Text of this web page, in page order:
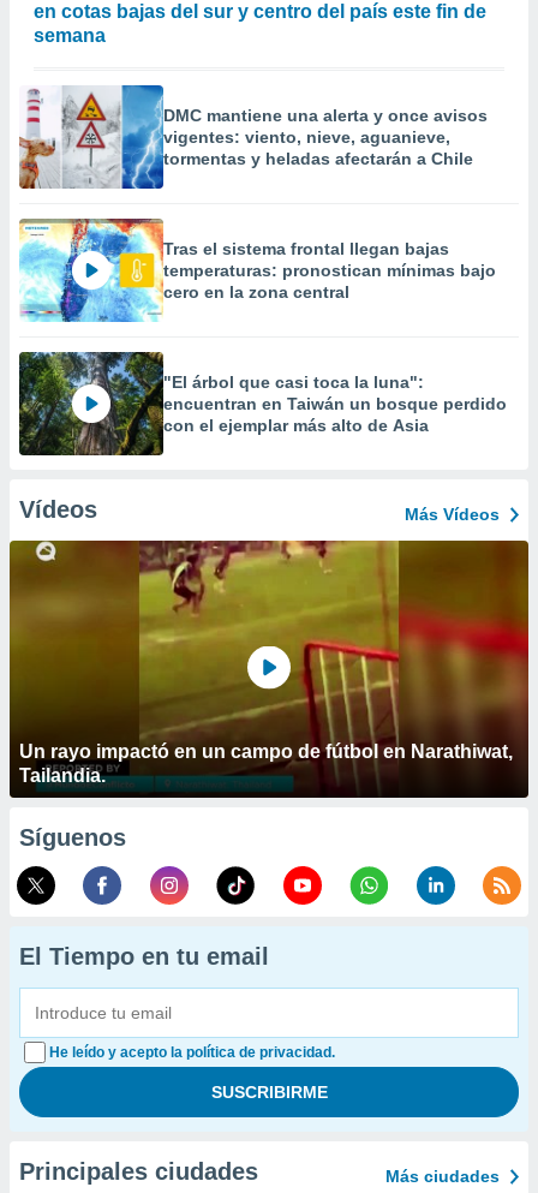
en cotas bajas del sur y centro del país este fin de
semana
DMC mantiene una alerta y once avisos
vigentes: viento, nieve, aguanieve,
tormentas y heladas afectarán a Chile
Tras el sistema frontal llegan bajas
temperaturas: pronostican mínimas bajo
cero en la zona central
"El árbol que casi toca la luna":
encuentran en Taiwán un bosque perdido
con el ejemplar más alto de Asia
Vídeos Más Vídeos
Un rayo impactó en un campo de fútbol en Narathiwat,
Tailandia.
Síguenos
El Tiempo en tu email
He leído y acepto la política de privacidad.
Principales ciudades Más ciudades